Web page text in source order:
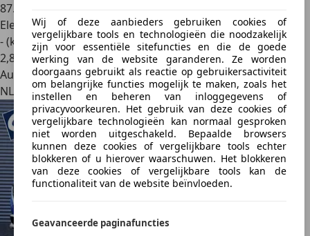
Wij of deze aanbieders gebruiken cookies of
vergelijkbare tools en technologieën die noodzakelijk
zijn voor essentiële sitefuncties en die de goede
werking van de website garanderen. Ze worden
doorgaans gebruikt als reactie op gebruikersactiviteit
om belangrijke functies mogelijk te maken, zoals het
instellen en beheren van inloggegevens of
privacyvoorkeuren. Het gebruik van deze cookies of
vergelijkbare technologieën kan normaal gesproken
niet worden uitgeschakeld. Bepaalde browsers
kunnen deze cookies of vergelijkbare tools echter
blokkeren of u hierover waarschuwen. Het blokkeren
van deze cookies of vergelijkbare tools kan de
functionaliteit van de website beïnvloeden.
Geavanceerde paginafuncties
87.408 km
Elektrisch
- (kWh/100 km)
2,8
Autobedrijf
NL 7961 EA